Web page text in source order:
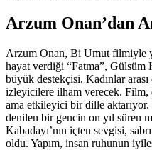
Arzum Onan’dan
Arzum Onan, Bi Umut filmiyle
hayat verdiği “Fatma”, Gülsüm
büyük destekçisi. Kadınlar
izleyicilere ilham verecek. Film,
ama etkileyici bir dille
denilen bir gencin on yıl süren
Kabadayı’nın içten sevgisi,
oldu. Yapım, insan ruhunun